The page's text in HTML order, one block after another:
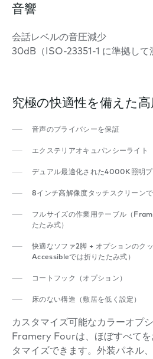
音響
会話レベルの音圧減少
30dB（ISO-23351-1 に準拠して
究極の快適性を備えた
音声のプライバシーを保証
エクステリアオキュパンシーライト
デュアル最適化された4000K照明プ
8インチ高解像度タッチスクリーン
フルサイズの作業用テーブル（
たたみ式）
快適なソファ2脚 + オプションのク
Accessibleでは折りたたみ式）
コートフック（オプション）
床のない構造（敷居を低く設定）
カスタマイズ可能なカラーオプ
Framery Fourは、ほぼすべてを
タマイズできます。外装パネル